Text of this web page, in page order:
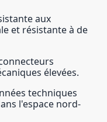
aux
et résistante à de
élevées.
techniques
l'espace nord-